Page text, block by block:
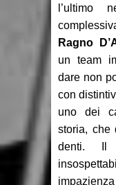
l’ultimo
Ragno
un team
dare non
con
uno dei
storia, che
denti. Il